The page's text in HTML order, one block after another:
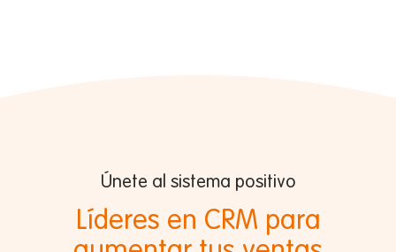
Únete al sistema positivo
Líderes en CRM para